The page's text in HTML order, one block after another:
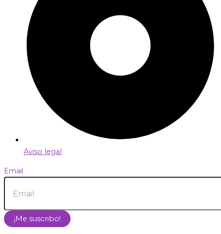
Aviso legal
Email
¡Me suscribo!